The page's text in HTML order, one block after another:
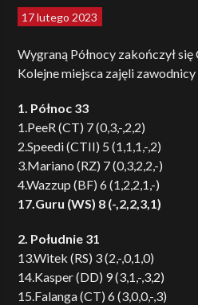
17 lutego 2023
Wygraną Północy zakończył
Kolejne miejsca zajęli
1. Północ 33
1.PeeR (CT) 7 (0,3,-,2,2)
2.Speedi (CTII) 5 (1,1,1,-,2)
3.Mariano (RZ) 7 (0,3,2,2,-)
4.Wazzup (BF) 6 (1,2,2,1,-)
17.Guru (WS) 8 (-,2,2,3,1)
2. Południe 31
13.Witek (RS) 3 (2,-,0,1,0)
14.Kasper (DD) 9 (3,1,-,3,2)
15.Falanga (CT) 6 (3,0,0,-,3)